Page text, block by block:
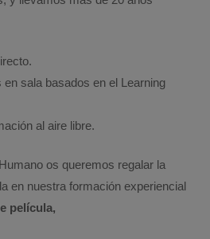
sala basados en el Learning
al aire libre.
os queremos regalar la
en nuestra formación experiencial
película,